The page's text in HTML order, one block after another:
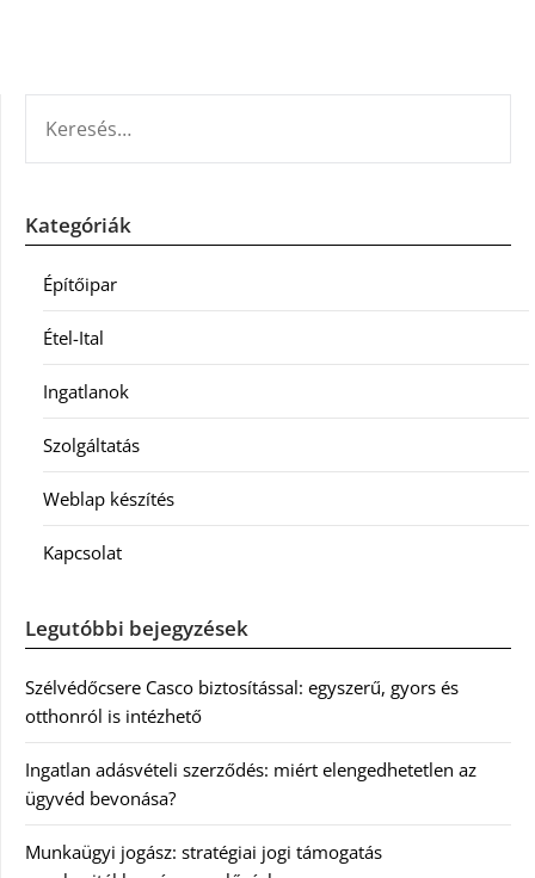
Kategóriák
Építőipar
Étel-Ital
Ingatlanok
Szolgáltatás
Weblap készítés
Kapcsolat
Legutóbbi bejegyzések
Szélvédőcsere Casco biztosítással: egyszerű, gyors és
otthonról is intézhető
Ingatlan adásvételi szerződés: miért elengedhetetlen az
ügyvéd bevonása?
Munkaügyi jogász: stratégiai jogi támogatás